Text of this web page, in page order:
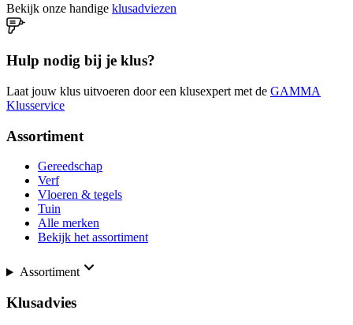
Bekijk onze handige klusadviezen
Hulp nodig bij je klus?
Laat jouw klus uitvoeren door een klusexpert met de GAMMA
Klusservice
Assortiment
Gereedschap
Verf
Vloeren & tegels
Tuin
Alle merken
Bekijk het assortiment
Assortiment
Klusadvies